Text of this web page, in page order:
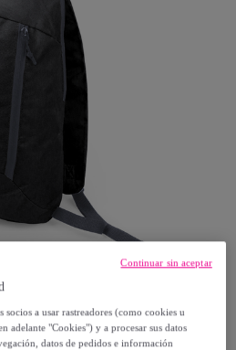
socios a usar rastreadores (como cookies u
adelante "Cookies") y a procesar sus datos
datos de pedidos e información
Continuar sin aceptar